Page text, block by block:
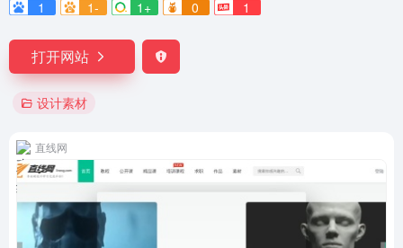
1
1- 1+ 0 1
打开网站
设计素材
直线网